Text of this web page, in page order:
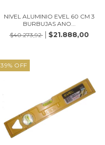
NIVEL ALUMINIO EVEL 60 CM 3
BURBUJAS ANO...
$40.273,92
$21.888,00
39% OFF